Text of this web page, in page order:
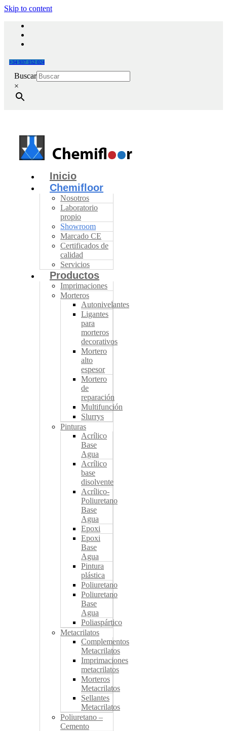
Skip to content
+34 937 152 024
Buscar
×
Inicio
Chemifloor
Nosotros
Laboratorio
propio
Showroom
Marcado CE
Certificados de
calidad
Servicios
Productos
Imprimaciones
Morteros
Autonivelantes
Ligantes
para
morteros
decorativos
Mortero
alto
espesor
Mortero
de
reparación
Multifunción
Slurrys
Pinturas
Acrílico
Base
Agua
Acrílico
base
disolvente
Acrílico-
Poliuretano
Base
Agua
Epoxi
Epoxi
Base
Agua
Pintura
plástica
Poliuretano
Poliuretano
Base
Agua
Poliaspártico
Metacrilatos
Complementos
Metacrilatos
Imprimaciones
metacrilatos
Morteros
Metacrilatos
Sellantes
Metacrilatos
Poliuretano –
Cemento